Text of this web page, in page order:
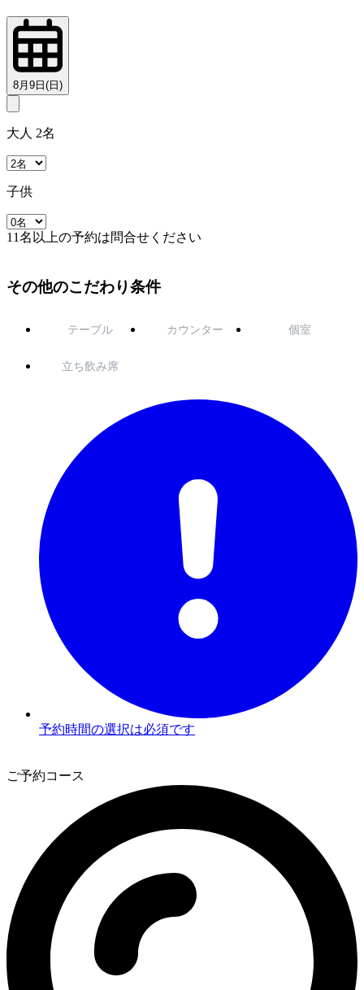
8月9日(日)
大人 2名
子供
11名以上の予約は問合せください
その他のこだわり条件
テーブル カウンター 個室
立ち飲み席
予約時間の選択は必須です
ご予約コース